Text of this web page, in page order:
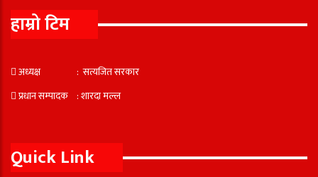
हाम्रो टिम
अध्यक्ष : सत्यजित सरकार
प्रधान सम्पादक : शारदा मल्ल
Quick Link